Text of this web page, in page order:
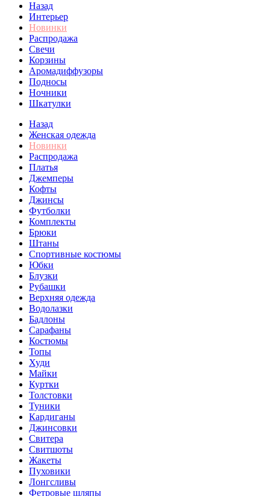
Назад
Интерьер
Новинки
Распродажа
Свечи
Корзины
Аромадиффузоры
Подносы
Ночники
Шкатулки
Назад
Женская одежда
Новинки
Распродажа
Платья
Джемперы
Кофты
Джинсы
Футболки
Комплекты
Брюки
Штаны
Спортивные костюмы
Юбки
Блузки
Рубашки
Верхняя одежда
Водолазки
Бадлоны
Сарафаны
Костюмы
Топы
Худи
Майки
Куртки
Толстовки
Туники
Кардиганы
Джинсовки
Свитера
Свитшоты
Жакеты
Пуховики
Лонгсливы
Фетровые шляпы